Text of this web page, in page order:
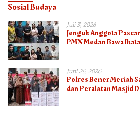
Sosial Budaya
Juli 3, 2026
Jenguk Anggota
PMN Medan Bawa
Juni 26, 2026
Polres Bener Meriah
dan Peralatan Masjid